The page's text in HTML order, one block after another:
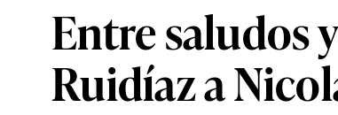
Entre saludos
Ruidíaz a